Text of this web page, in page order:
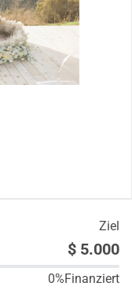
Ziel
$ 5.000
0%Finanziert